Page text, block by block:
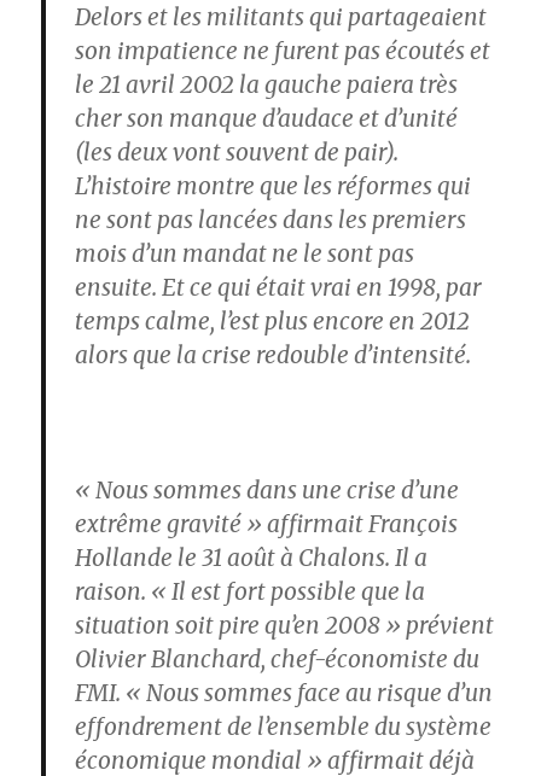
Delors et les militants qui partageaient
son impatience ne furent pas écoutés et
le 21 avril 2002 la gauche paiera très
cher son manque d’audace et d’unité
(les deux vont souvent de pair).
L’histoire montre que les réformes qui
ne sont pas lancées dans les premiers
mois d’un mandat ne le sont pas
ensuite. Et ce qui était vrai en 1998, par
temps calme, l’est plus encore en 2012
alors que la crise redouble d’intensité.
« Nous sommes dans une crise d’une
extrême gravité » affirmait François
Hollande le 31 août à Chalons. Il a
raison. « Il est fort possible que la
situation soit pire qu’en 2008 » prévient
Olivier Blanchard, chef-économiste du
FMI. « Nous sommes face au risque d’un
effondrement de l’ensemble du système
économique mondial » affirmait déjà